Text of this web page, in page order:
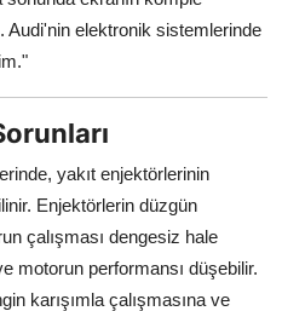
Audi'nin elektronik sistemlerinde
yakıt enjektörlerinin
Enjektörlerin düzgün
çalışması dengesiz hale
motorun performansı düşebilir.
karışımla çalışmasına ve